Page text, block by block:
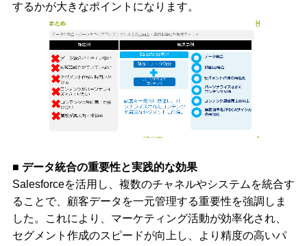
するかが大きなポイントになります。
■ データ統合の重要性と実践的な効果
Salesforceを活用し、複数のチャネルやシステムを統合す
ることで、顧客データを一元管理する重要性を強調しま
した。これにより、マーケティング活動が効率化され、
セグメント作成のスピードが向上し、より精度の高いパ